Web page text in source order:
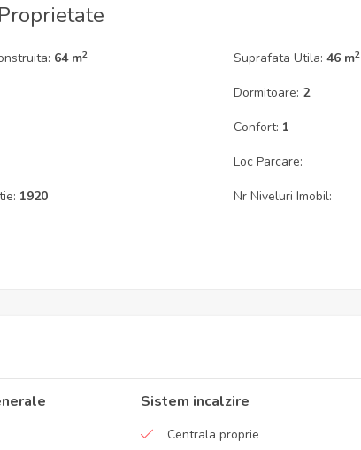
64 m2 Suprafata Utila: 46 m2
Dormitoare: 2
Confort: 1
Loc Parcare:
1920 Nr Niveluri Imobil:
Sistem incalzire
Centrala proprie